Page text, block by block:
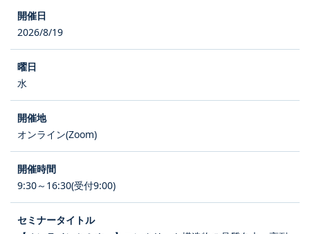
2026/8/19
水
オンライン(Zoom)
9:30～16:30(受付9:00)